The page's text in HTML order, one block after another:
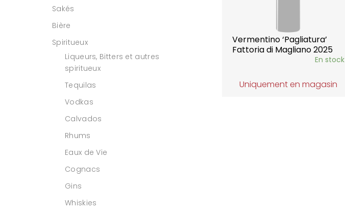
Vermentino ‘Pagliatura’
Fattoria di Magliano 2025
En stock
Uniquement en magasin
Sakés
Bière
Spiritueux
Liqueurs, Bitters et autres
spiritueux
Tequilas
Vodkas
Calvados
Rhums
Eaux de Vie
Cognacs
Gins
Whiskies